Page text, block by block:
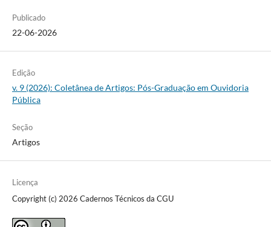
Publicado
22-06-2026
Edição
v. 9 (2026): Coletânea de Artigos: Pós-Graduação em Ouvidoria
Pública
Seção
Artigos
Licença
Copyright (c) 2026 Cadernos Técnicos da CGU